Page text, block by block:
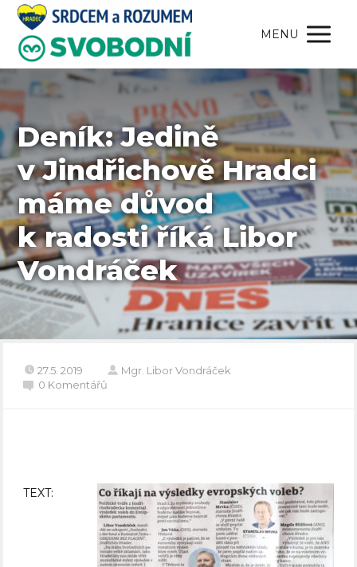
MENU
Deník: Jedině
v Jindřichově Hradci
máme důvod
k radosti říká Libor
Vondráček
27.5. 2019
Mgr. Libor Vondráček
0 Komentářů
TEXT: